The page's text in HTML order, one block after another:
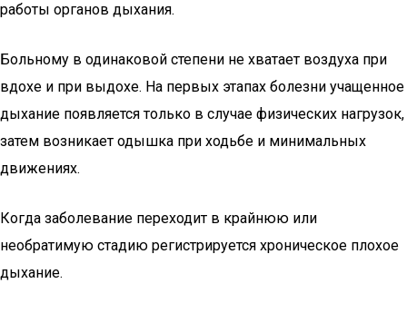
работы органов дыхания.
Больному в одинаковой степени не хватает воздуха при
вдохе и при выдохе. На первых этапах болезни учащенное
дыхание появляется только в случае физических нагрузок,
затем возникает одышка при ходьбе и минимальных
движениях.
Когда заболевание переходит в крайнюю или
необратимую стадию регистрируется хроническое плохое
дыхание.